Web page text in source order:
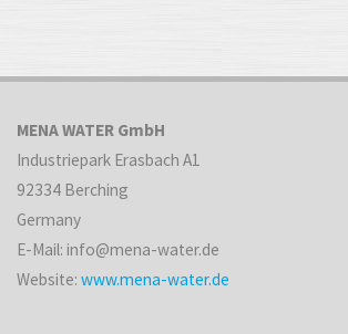
MENA WATER GmbH
Industriepark Erasbach A1
92334 Berching
Germany
E-Mail: info@mena-water.de
Website:www.mena-water.de